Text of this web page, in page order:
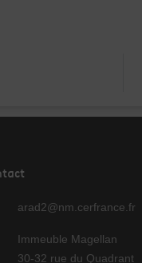
arad2@nm.cerfrance.fr
Immeuble Magellan
30-32 rue du Quadrant